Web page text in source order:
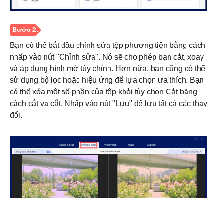
Bước 1.
Bạn có thể bắt đầu chỉnh sửa tệp phương tiện bằng cách
nhấp vào nút "Chỉnh sửa". Nó sẽ cho phép bạn cắt, xoay
và áp dụng hình mờ tùy chỉnh. Hơn nữa, bạn cũng có thể
sử dụng bộ lọc hoặc hiệu ứng để lựa chọn ưa thích. Bạn
có thể xóa một số phần của tệp khỏi tùy chọn Cắt bằng
cách cắt và cắt. Nhấp vào nút "Lưu" để lưu tất cả các thay
đổi.